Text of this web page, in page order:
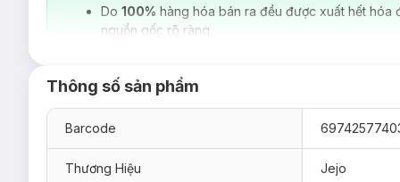
Do 100% hàng hóa bán ra đều được xuất hết hóa
nguồn gốc rõ ràng.
Thông số sản phẩm
Barcode
Thương Hiệu Jejo